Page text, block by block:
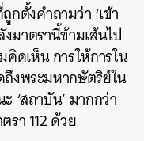
ตั้งคำถามว่า ‘เข้า
มาตรานี้ข้ามเส้นไป
ดเห็น การให้การใน
งพระมหากษัตริย์ใน
‘สถาบัน’ มากกว่า
า 112 ด้วย